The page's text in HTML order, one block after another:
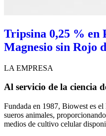
Tripsina 0,25 % en
Magnesio sin Rojo
LA EMPRESA
Al servicio de la ciencia
Fundada en 1987, Biowest es
sueros animales,
medios de cultivo celular